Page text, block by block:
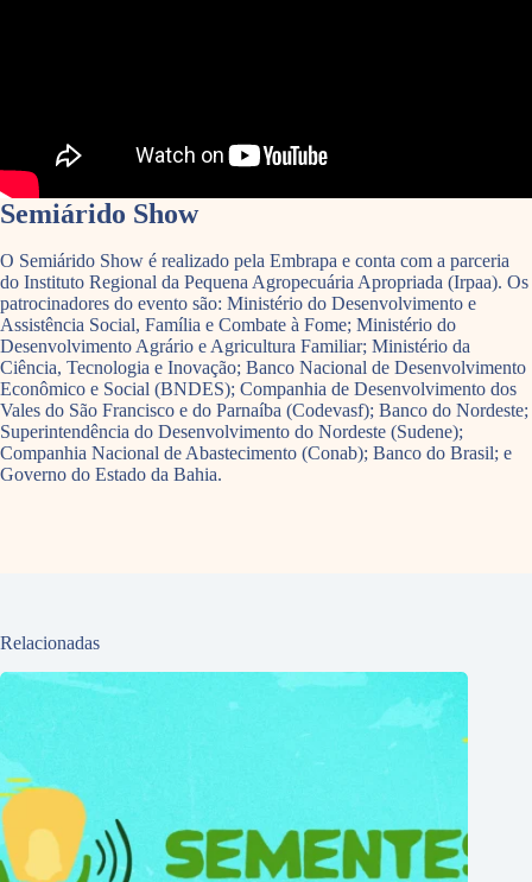
Semiárido Show
O Semiárido Show é realizado pela Embrapa e conta com a parceria
do Instituto Regional da Pequena Agropecuária Apropriada (Irpaa). Os
patrocinadores do evento são: Ministério do Desenvolvimento e
Assistência Social, Família e Combate à Fome; Ministério do
Desenvolvimento Agrário e Agricultura Familiar; Ministério da
Ciência, Tecnologia e Inovação; Banco Nacional de Desenvolvimento
Econômico e Social (BNDES); Companhia de Desenvolvimento dos
Vales do São Francisco e do Parnaíba (Codevasf); Banco do Nordeste;
Superintendência do Desenvolvimento do Nordeste (Sudene);
Companhia Nacional de Abastecimento (Conab); Banco do Brasil; e
Governo do Estado da Bahia.
Relacionadas